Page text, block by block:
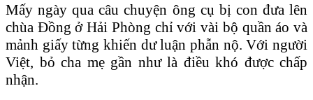
Mấy ngày qua câu chuyện ông cụ bị con đưa lên
chùa Đồng ở Hải Phòng chỉ với vài bộ quần áo và
mảnh giấy từng khiến dư luận phẫn nộ. Với người
Việt, bỏ cha mẹ gần như là điều khó được chấp
nhận.